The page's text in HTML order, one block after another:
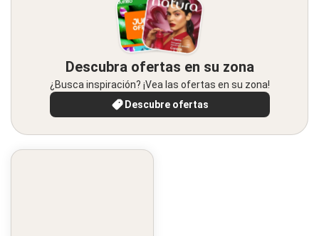
Descubra ofertas en su zona
¿Busca inspiración? ¡Vea las ofertas en su zona!
Descubre ofertas